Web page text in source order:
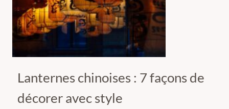
Lanternes chinoises : 7 façons de
décorer avec style